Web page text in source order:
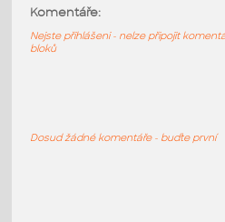
DWG Stropy
Komentáře:
Nejste přihlášeni - nelze připojit
bloků
Dosud žádné komentáře - buďte první